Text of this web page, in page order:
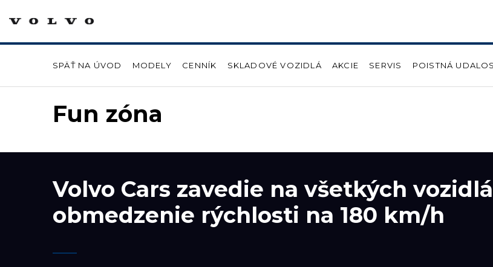
SPÄŤ NA ÚVOD MODELY CENNÍK SKLADOVÉ VOZIDLÁ AKCIE SERVIS POISTNÁ
Fun zóna
Volvo Cars zavedie na všetkých
obmedzenie rýchlosti na 180 km/h